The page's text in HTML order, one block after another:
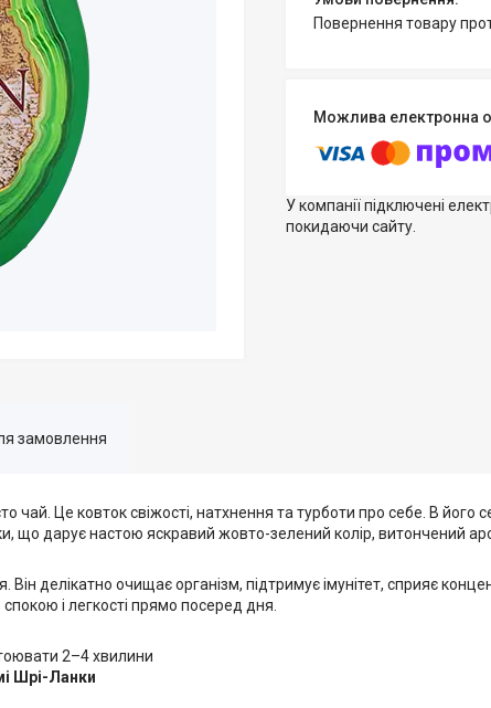
повернення товару
У компанії підключені
покидаючи сайту.
замовлення
чай. Це ковток свіжості, натхнення та турботи про себе. В його
що дарує настою яскравий жовто-зелений колір, витончений
делікатно очищає організм, підтримує імунітет, сприяє
і легкості прямо посеред дня.
2–4 хвилини
Шрі-Ланки